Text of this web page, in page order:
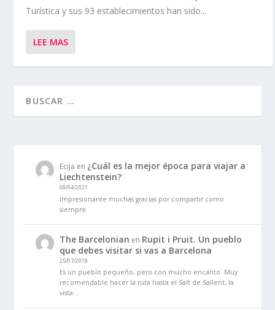
Turística y sus 93 establecimientos han sido...
LEE MAS
Ecija en ¿Cuál es la mejor época para viajar a
Liechtenstein?
08/04/2021
Impresionante muchas gracias por compartir como
siempre
The Barcelonian en Rupit i Pruit. Un pueblo
que debes visitar si vas a Barcelona
25/07/2019
Es un pueblo pequeño, pero con mucho encanto. Muy
recomendable hacer la ruta hasta el Salt de Sallent, la
vista…